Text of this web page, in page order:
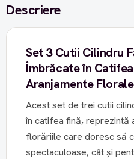
Descriere
Set 3 Cutii Cilindru
Îmbrăcate în
Aranjamente
Acest set de trei cutii
în catifea fină,
florăriile care doresc să
spectaculoase, cât și